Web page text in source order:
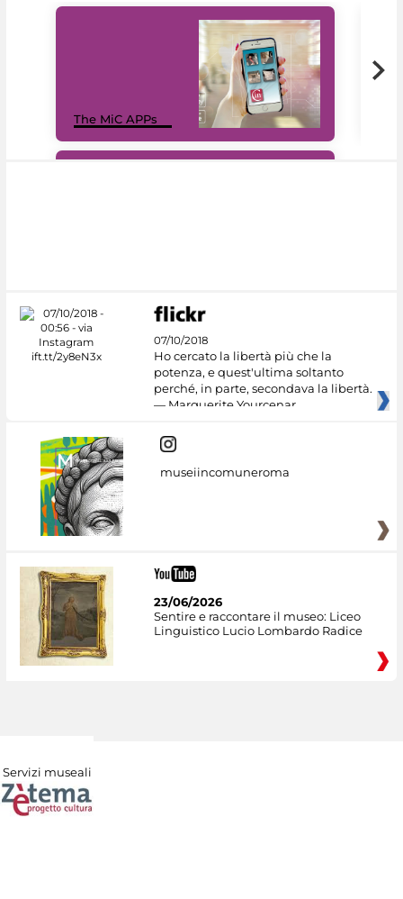
The MiC APPs
07/10/2018
Ho cercato la libertà più che la
potenza, e quest'ultima soltanto
perché, in parte, secondava la libertà.
— Marguerite Yourcenar
museiincomuneroma
23/06/2026
Sentire e raccontare il museo: Liceo
Linguistico Lucio Lombardo Radice
Servizi museali